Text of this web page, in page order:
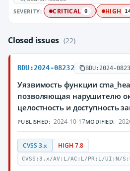
SEVERITY: CRITICAL 0 HIGH
Closed issues (22)
BDU:2024-08232 BDU:2024-
Уязвимость функции
позволяющая нарушителю
целостность и
PUBLISHED: 2024-10-17MODIFIED:
CVSS 3.x HIGH 7.8
CVSS:3.x/AV:L/AC:L/PR:L/UI:N/